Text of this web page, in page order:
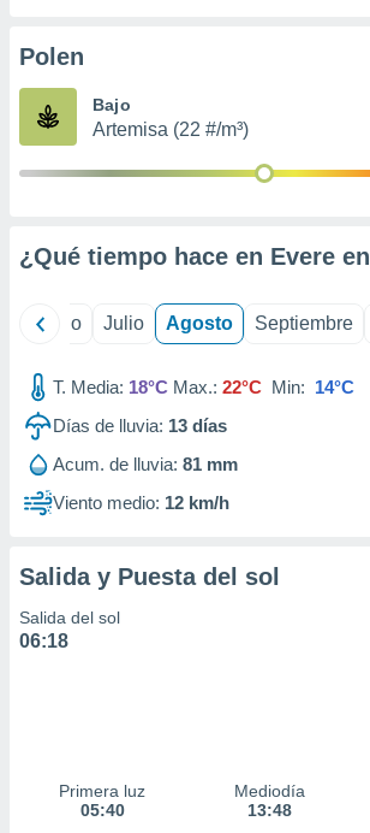
e
mediante
publicidad
publicidad
1199
Polen
Bajo
Artemisa (22 #/m³)
¿Qué tiempo hace en Evere en
Junio Julio Agosto Septiembre
T. Media: 18°C Max.: 22°C Min: 14°C
Días de lluvia: 13 días
Acum. de lluvia: 81 mm
Viento medio: 12 km/h
Salida y Puesta del sol
Salida del sol
06:18
Primera luz
05:40
Mediodía
13:48